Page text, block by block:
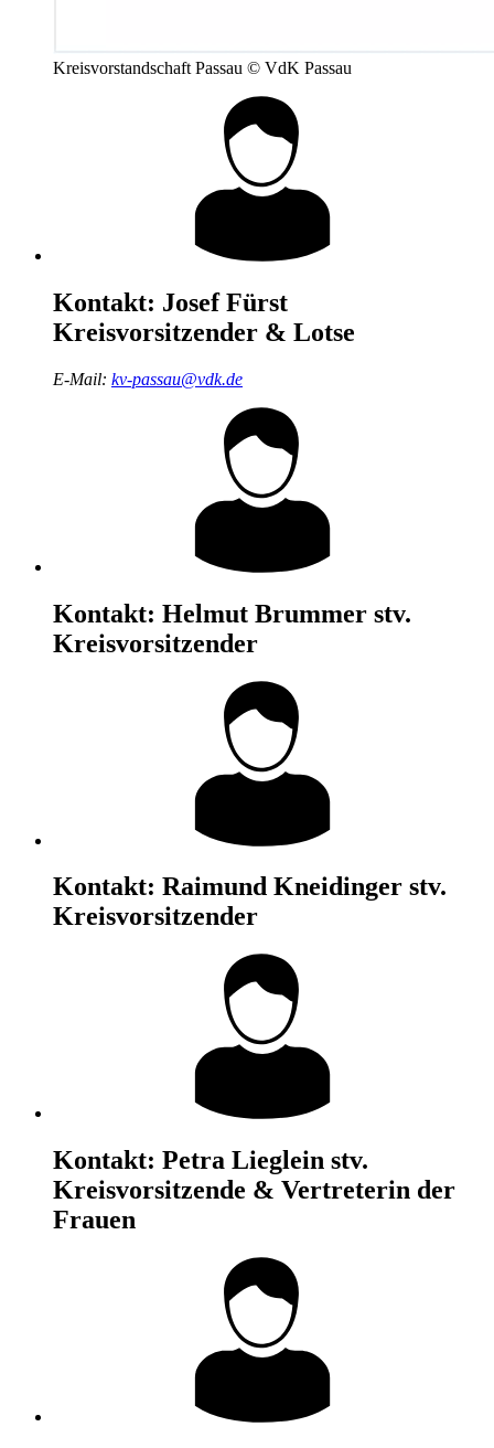
Kreisvorstandschaft Passau © VdK Passau
Kontakt: Josef Fürst
Kreisvorsitzender & Lotse
E-Mail: kv-passau@vdk.de
Kontakt: Helmut Brummer stv.
Kreisvorsitzender
Kontakt: Raimund Kneidinger stv.
Kreisvorsitzender
Kontakt: Petra Lieglein stv.
Kreisvorsitzende & Vertreterin der
Frauen